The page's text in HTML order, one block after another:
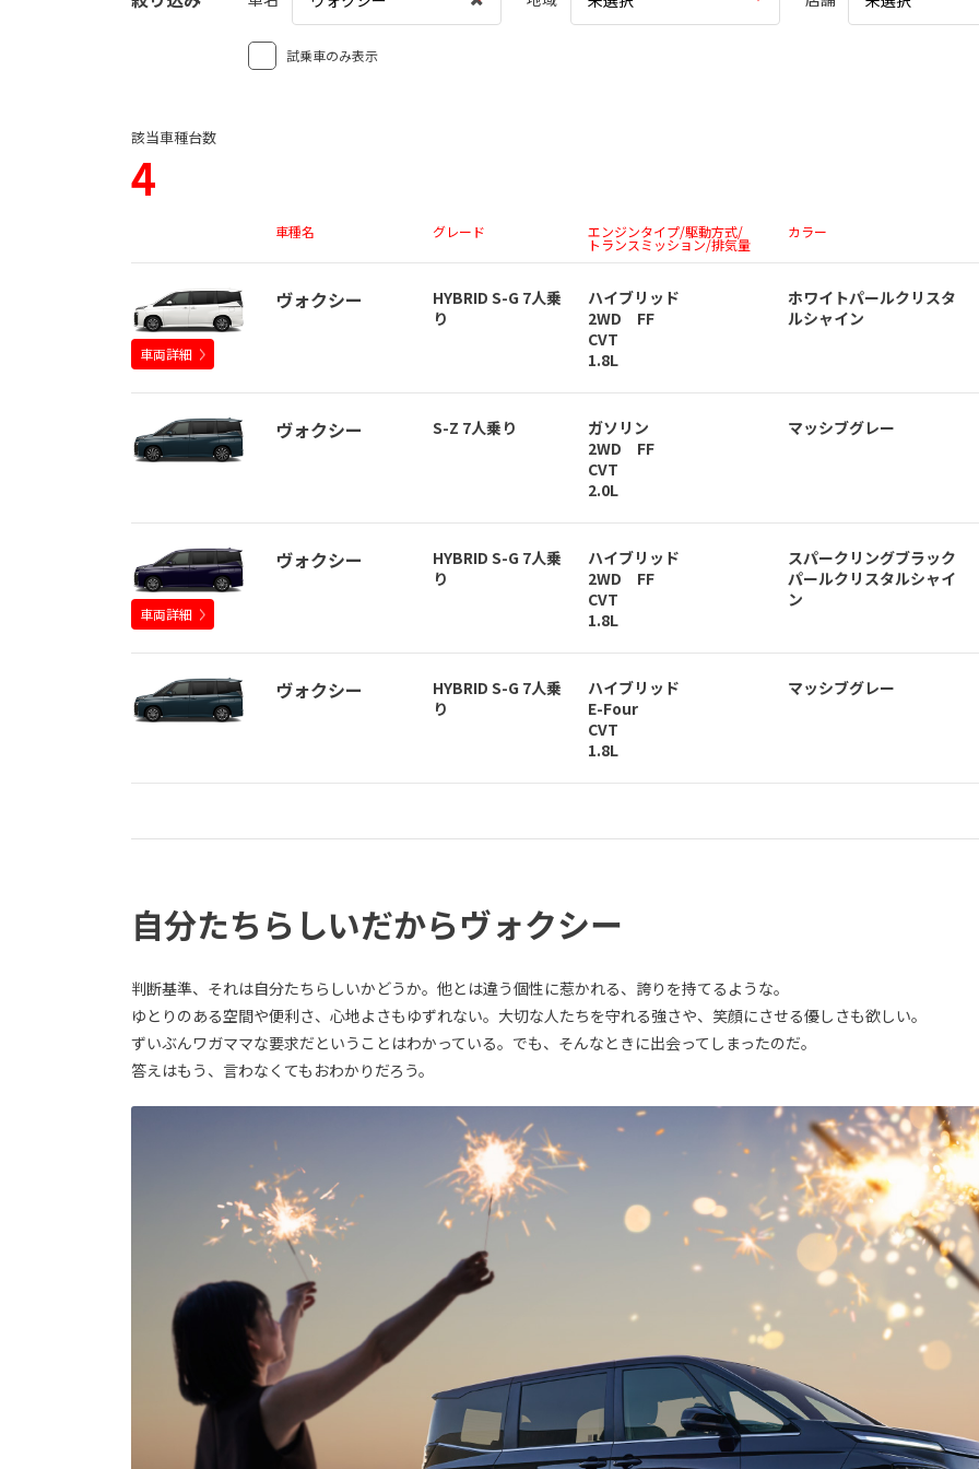
試乗車のみ表示
該当車種台数
4
車種名 グレード エンジンタイプ/駆動方式/
トランスミッション/排気量
カラー
ヴォクシー
車両詳細
HYBRID S-G 7人乗
り
ハイブリッド
2WD FF
CVT
1.8L
ホワイトパールクリスタ
ルシャイン
ヴォクシー S-Z 7人乗り
ガソリン
2WD FF
CVT
2.0L
マッシブグレー
ヴォクシー
車両詳細
HYBRID S-G 7人乗
り
ハイブリッド
2WD FF
CVT
1.8L
スパークリングブラック
パールクリスタルシャイ
ン
ヴォクシー
HYBRID S-G 7人乗
り
ハイブリッド
E-Four
CVT
1.8L
マッシブグレー
自分たちらしいだからヴォクシー
判断基準、それは自分たちらしいかどうか。他とは違う個性に惹かれる、誇りを持てるような。
ゆとりのある空間や便利さ、心地よさもゆずれない。大切な人たちを守れる強さや、笑顔にさせる優しさも欲しい。
ずいぶんワガママな要求だということはわかっている。でも、そんなときに出会ってしまったのだ。
答えはもう、言わなくてもおわかりだろう。